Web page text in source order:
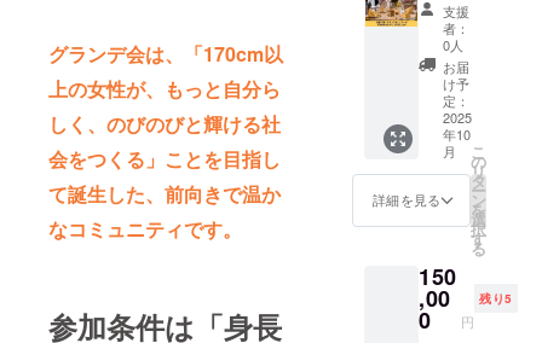
グランデ会は、「170cm以
上の女性が、もっと自分ら
しく、のびのびと輝ける社
会をつくる」ことを目指し
て誕生した、前向きで温か
なコミュニティです。
参加条件は「身長
を盛り
上げま
す。 ※
開催時
間：2時
間 ※東
京駅か
らの交
通費を
別途頂
戴いた
しま
日程な
ど詳細
はメー
ルにて
ンバー
が交流
会など
にゲス
ト出演
しま
す】 秋
葉千尋
とグラ
ンデ会
メン
バーが
などに
ゲスト
出演さ
せてい
支援
者：
0人
お届
け予
定：
2025
年10
月
詳細を見る
こ
の
リ
タ
ー
ン
を
選
択
す
る
150
,00
0 円
残り5